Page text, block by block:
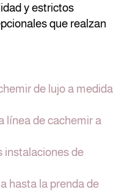
y estrictos
que realzan
de lujo a medida
línea de cachemir a
instalaciones de
hasta la prenda de